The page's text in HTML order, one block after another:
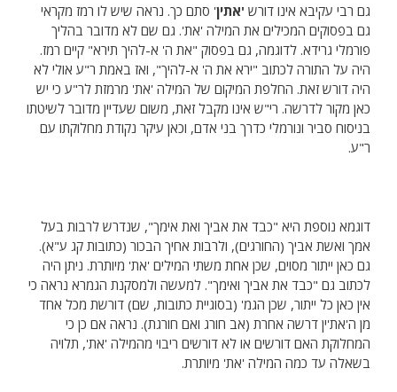
גם רבי עקיבא אינו דורש 'אתין' סתם כך. נראה שיש לו רמז מקראי
גם בפסוקים המכילים את המילה 'את'. גם שם לא מדובר בהליך
פורמלי גרידא. לדוגמה, גם בפסוק "את ה' א-להיך תירא" קיים רמז.
היה על התורה לכתוב "ירא את ה' א-להיך", ואז באמת ר"ע אולי לא
היה דורש זאת. החלפת המיקום של המילה 'את' מרמזת לר"ע כי יש
כאן מקור לדרשה. רי"ש אינו מקבל זאת, משום שעדיין מדובר לשיטתו
בניסוח סביר ונורמלי כדרך בני אדם, וכאן עיקר נקודת מחלוקתו עם
ר"ע.
דוגמא נוספת היא "כבד את אביך ואת אימך", שנדרש לרבות בעל
אמך ואשת אביך (החורגים), ולרבות אחיך הבכור (כתובות קג ע"א).
גם כאן ייתור מסוים, שכן אחת משתי המילים 'את' מיותרת. ניתן היה
לכתוב גם "כבד את אביך ואימך". למעשה ולמסקנת הגמרא נראה כי
אין כאן כל ייתור, שכן הגמ' (בסוגיית כתובות, שם) דורשת מכל אחד
מן ה'את'ין דרשה אחרת (אב חורג ואם חורגת). נראה אם כן כי
המחלוקת האם דורשים או לא דורשים ריבוי מהמילה 'את', תלויה
בשאלה עד כמה המילה 'את' מיותרת.